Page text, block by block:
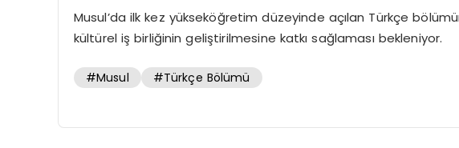
Musul’da ilk kez yükseköğretim düzeyinde açılan Türkçe
kültürel iş birliğinin geliştirilmesine katkı sağlaması bekleniyor.
#Musul #Türkçe Bölümü